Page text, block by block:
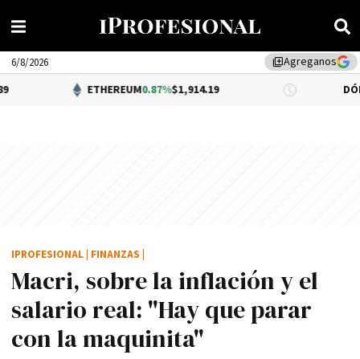
library_addAgreganos
6/8/2026
ETHEREUM 0.87%$1,914.19 DÓLAR BNA
Macri, sobre la inflación y el
salario real: "Hay que parar
con la maquinita"
IPROFESIONAL FINANZAS